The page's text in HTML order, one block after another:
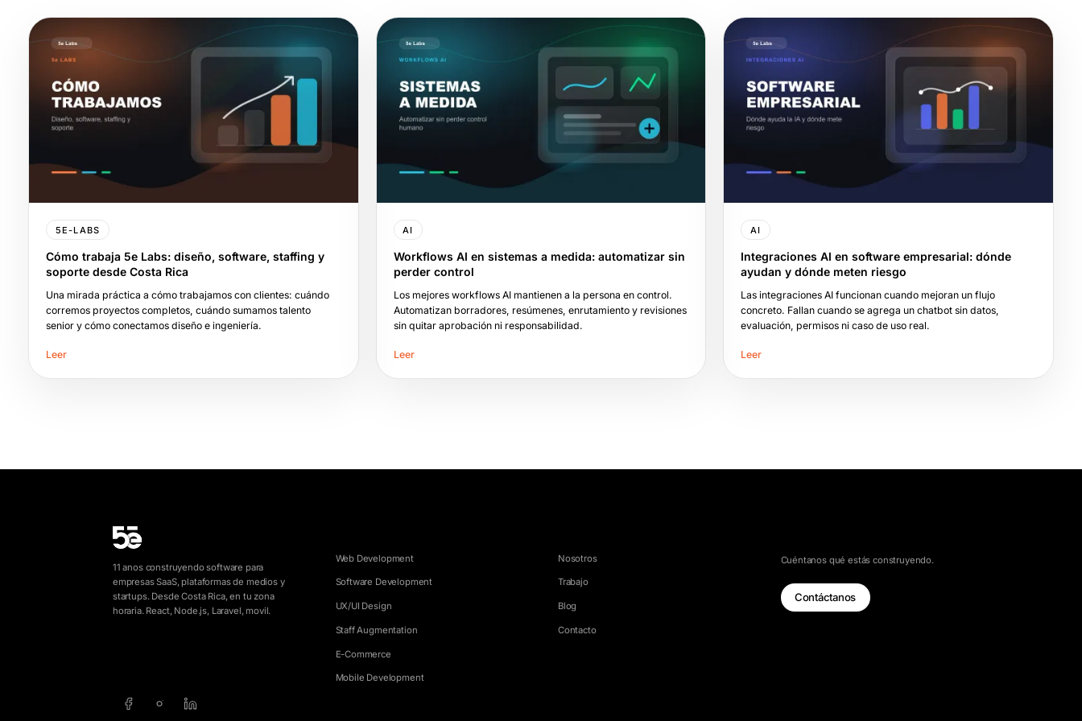
5E-LABS
Cómo trabaja 5e Labs: diseño, software, staffing y
soporte desde Costa Rica
Una mirada práctica a cómo trabajamos con clientes: cuándo
corremos proyectos completos, cuándo sumamos talento
senior y cómo conectamos diseño e ingeniería.
Leer
AI
Workflows AI en sistemas a medida: automatizar sin
perder control
Los mejores workflows AI mantienen a la persona en control.
Automatizan borradores, resúmenes, enrutamiento y revisiones
sin quitar aprobación ni responsabilidad.
Leer
AI
Integraciones AI en software empresarial: dónde
ayudan y dónde meten riesgo
Las integraciones AI funcionan cuando mejoran un flujo
concreto. Fallan cuando se agrega un chatbot sin datos,
evaluación, permisos ni caso de uso real.
Leer
11 anos construyendo software para
empresas SaaS, plataformas de medios y
startups. Desde Costa Rica, en tu zona
horaria. React, Node.js, Laravel, movil.
Web Development
Software Development
UX/UI Design
Staff Augmentation
E-Commerce
Mobile Development
Nosotros
Trabajo
Blog
Contacto
Cuéntanos qué estás construyendo.
Contáctanos